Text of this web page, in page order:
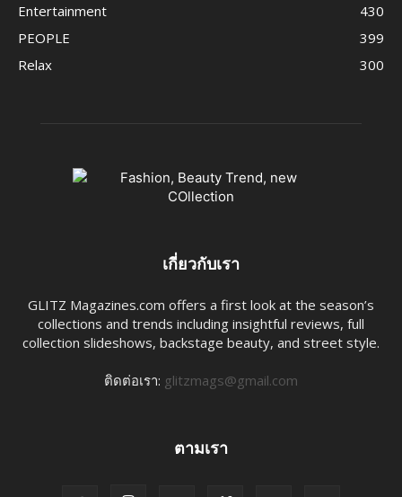
Entertainment
430
PEOPLE
399
Relax
300
เกี่ยวกับเรา
GLITZ Magazines.com offers a first look at the season’s
collections and trends including insightful reviews, full
collection slideshows, backstage beauty, and street style.
ติดต่อเรา: glitzmags@gmail.com
ตามเรา